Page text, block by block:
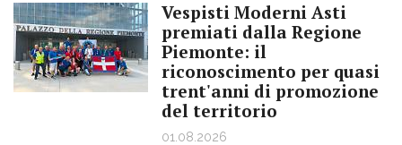
Vespisti Moderni Asti
premiati dalla Regione
Piemonte: il
riconoscimento per quasi
trent'anni di promozione
del territorio
01.08.2026